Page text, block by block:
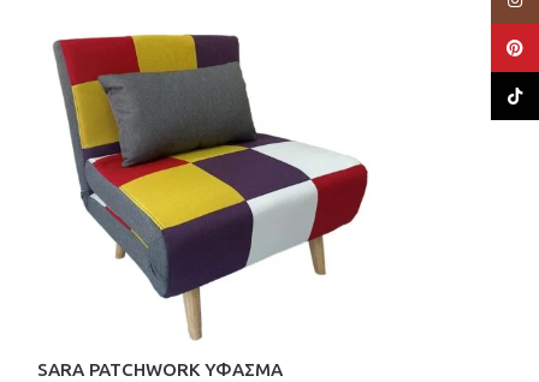
SARA PATCHWORK ΥΦΑΣΜΑ